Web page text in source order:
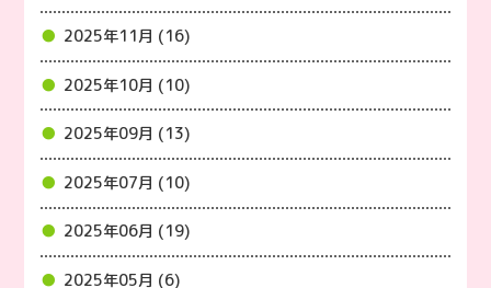
2025年11月 (16)
2025年10月 (10)
2025年09月 (13)
2025年07月 (10)
2025年06月 (19)
2025年05月 (6)